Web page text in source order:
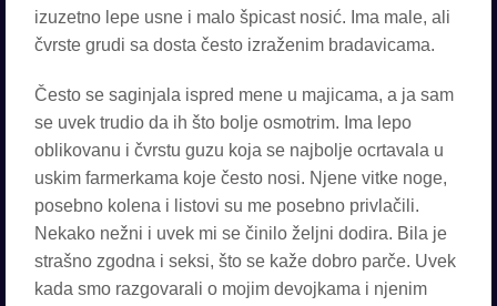
izuzetno lepe usne i malo špicast nosić. Ima male, ali
čvrste grudi sa dosta često izraženim bradavicama.
Često se saginjala ispred mene u majicama, a ja sam
se uvek trudio da ih što bolje osmotrim. Ima lepo
oblikovanu i čvrstu guzu koja se najbolje ocrtavala u
uskim farmerkama koje često nosi. Njene vitke noge,
posebno kolena i listovi su me posebno privlačili.
Nekako nežni i uvek mi se činilo željni dodira. Bila je
strašno zgodna i seksi, što se kaže dobro parče. Uvek
kada smo razgovarali o mojim devojkama i njenim